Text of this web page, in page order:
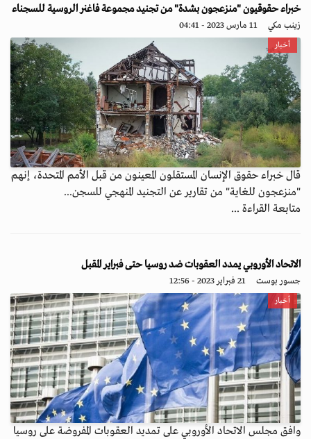
خبراء حقوقيون "منزعجون بشدة" من تجنيد مجموعة فاغنر الروسية للسجناء
زينب مكي 11 مارس 2023 - 04:41
أخبار
قال خبراء حقوق الإنسان المستقلون المعينون من قبل الأمم المتحدة، إنهم
"منزعجون للغاية" من تقارير عن التجنيد المنهجي للسجن...
متابعة القراءة ...
الاتحاد الأوروبي يمدد العقوبات ضد روسيا حتى فبراير المقبل
جسور بوست 21 فبراير 2023 - 12:56
أخبار
وافق مجلس الاتحاد الأوروبي على تمديد العقوبات المفروضة على روسيا